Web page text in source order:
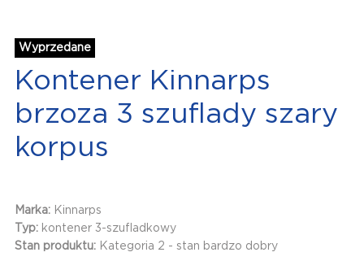
Wyprzedane
Kontener Kinnarps
brzoza 3 szuflady szary
korpus
Marka: Kinnarps
Typ: kontener 3-szufladkowy
Stan produktu: Kategoria 2 - stan bardzo dobry